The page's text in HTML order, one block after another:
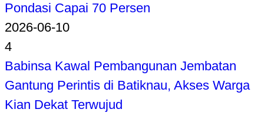
Pondasi Capai 70 Persen
2026-06-10
4
Babinsa Kawal Pembangunan Jembatan
Gantung Perintis di Batiknau, Akses Warga
Kian Dekat Terwujud